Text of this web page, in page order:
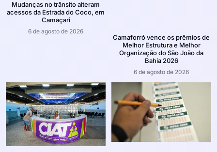
Mudanças no trânsito alteram
acessos da Estrada do Coco, em
Camaçari
6 de agosto de 2026
Camaforró vence os prêmios de
Melhor Estrutura e Melhor
Organização do São João da
Bahia 2026
6 de agosto de 2026